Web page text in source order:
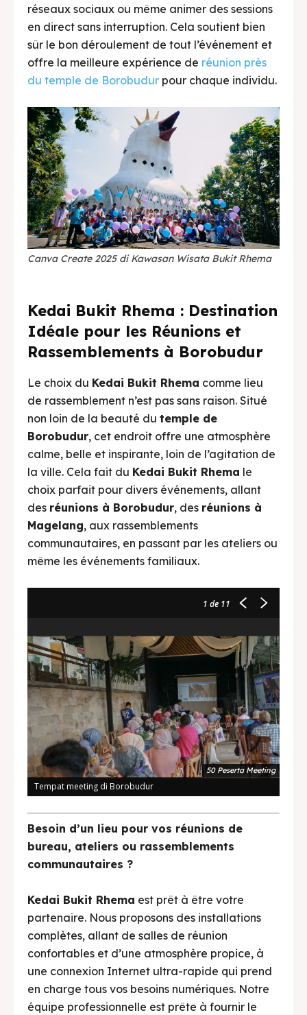
réseaux sociaux ou même animer des sessions
en direct sans interruption. Cela soutient bien
sûr le bon déroulement de tout l’événement et
offre la meilleure expérience de réunion près
du temple de Borobudur pour chaque individu.
Canva Create 2025 di Kawasan Wisata Bukit Rhema
Kedai Bukit Rhema : Destination
Idéale pour les Réunions et
Rassemblements à Borobudur
Le choix du Kedai Bukit Rhema comme lieu
de rassemblement n’est pas sans raison. Situé
non loin de la beauté du temple de
Borobudur, cet endroit offre une atmosphère
calme, belle et inspirante, loin de l’agitation de
la ville. Cela fait du Kedai Bukit Rhema le
choix parfait pour divers événements, allant
des réunions à Borobudur, des réunions à
Magelang, aux rassemblements
communautaires, en passant par les ateliers ou
même les événements familiaux.
1 de 11
50 Peserta Meeting
Tempat meeting di Borobudur
Besoin d’un lieu pour vos réunions de
bureau, ateliers ou rassemblements
communautaires ?
Kedai Bukit Rhema est prêt à être votre
partenaire. Nous proposons des installations
complètes, allant de salles de réunion
confortables et d’une atmosphère propice, à
une connexion Internet ultra-rapide qui prend
en charge tous vos besoins numériques. Notre
équipe professionnelle est prête à fournir le